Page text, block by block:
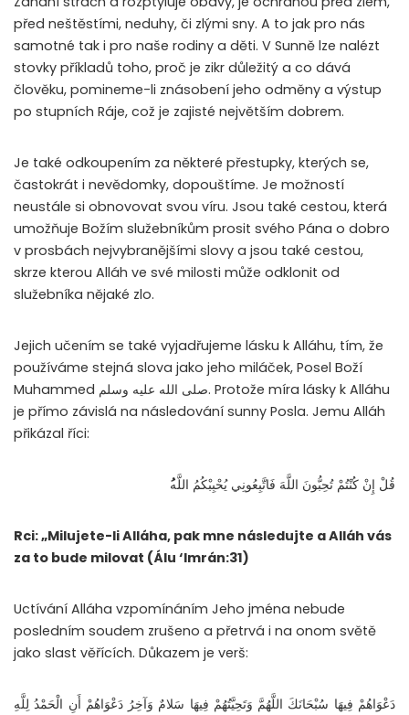
před neštěstími, neduhy, či zlými sny. A to jak pro nás
samotné tak i pro naše rodiny a děti. V Sunně lze nalézt
stovky příkladů toho, proč je zikr důležitý a co dává
člověku, pomineme-li znásobení jeho odměny a výstup
po stupních Ráje, což je zajisté největším dobrem.
Je také odkoupením za některé přestupky, kterých se,
častokrát i nevědomky, dopouštíme. Je možností
neustále si obnovovat svou víru. Jsou také cestou, která
umožňuje Božím služebníkům prosit svého Pána o dobro
v prosbách nejvybranějšími slovy a jsou také cestou,
skrze kterou Alláh ve své milosti může odklonit od
služebníka nějaké zlo.
Jejich učením se také vyjadřujeme lásku k Alláhu, tím, že
používáme stejná slova jako jeho miláček, Posel Boží
Muhammed صلى الله عليه وسلم. Protože míra lásky k Alláhu
je přímo závislá na následování sunny Posla. Jemu Alláh
přikázal říci:
قُلْ إِنْ كُنْتُمْ تُحِبُّونَ اللَّهَ فَاتَّبِعُونِي يُحْبِبْكُمُ اللَّه
Rci: „Milujete-li Alláha, pak mne následujte a Alláh vás
za to bude milovat (Álu ‘Imrán:31)
Uctívání Alláha vzpomínáním Jeho jména nebude
posledním soudem zrušeno a přetrvá i na onom světě
jako slast věřících. Důkazem je verš:
دَعْوَاهُمْ فِيهَا سُبْحَانَكَ اللَّهُمَّ وَتَحِيَّتُهُمْ فِيهَا سَلامٌ وَآخِرُ دَعْوَاهُمْ أَنِ الْحَمْدُ لِلَّهِ